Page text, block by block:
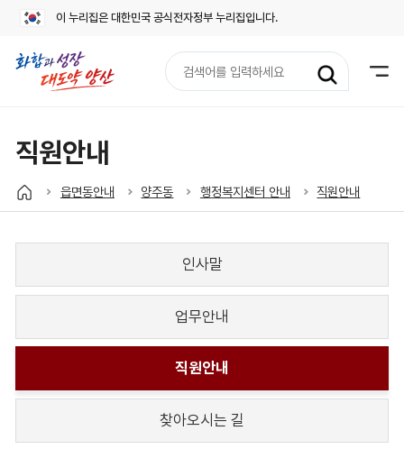
이 누리집은 대한민국 공식전자정부 누리집입니다.
검
색
직원안내
읍면동안내 양주동 행정복지센터 안내 직원안내
인사말
업무안내
직원안내
찾아오시는 길